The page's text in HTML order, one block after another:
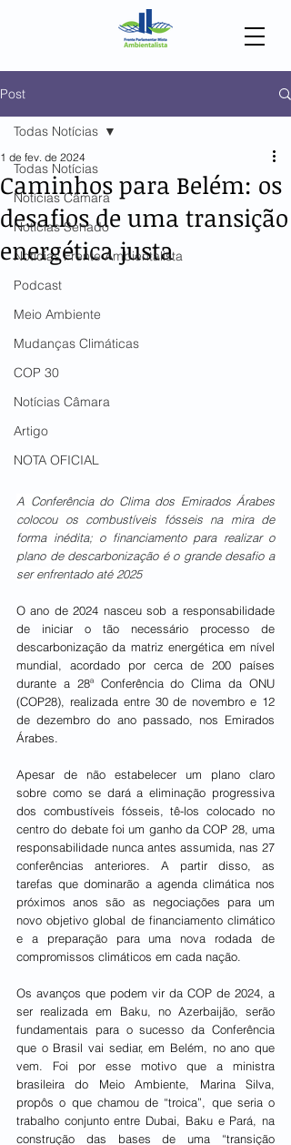
Post
Todas Notícias
Notícias Câmara
Notícias Senado
Notícias Frente Ambientalista
Podcast
Meio Ambiente
Mudanças Climáticas
COP 30
Notícias Câmara
Artigo
NOTA OFICIAL
Todas Notícias
Caminhos para Belém: os
desafios de uma transição
energética justa
1 de fev. de 2024
A Conferência do Clima dos Emirados Árabes
colocou os combustíveis fósseis na mira de
forma inédita; o financiamento para realizar o
plano de descarbonização é o grande desafio a
ser enfrentado até 2025
O ano de 2024 nasceu sob a responsabilidade
de iniciar o tão necessário processo de
descarbonização da matriz energética em nível
mundial, acordado por cerca de 200 países
durante a 28ª Conferência do Clima da ONU
(COP28), realizada entre 30 de novembro e 12
de dezembro do ano passado, nos Emirados
Árabes.
Apesar de não estabelecer um plano claro
sobre como se dará a eliminação progressiva
dos combustíveis fósseis, tê-los colocado no
centro do debate foi um ganho da COP 28, uma
responsabilidade nunca antes assumida, nas 27
conferências anteriores. A partir disso, as
tarefas que dominarão a agenda climática nos
próximos anos são as negociações para um
novo objetivo global de financiamento climático
e a preparação para uma nova rodada de
compromissos climáticos em cada nação.
Os avanços que podem vir da COP de 2024, a
ser realizada em Baku, no Azerbaijão, serão
fundamentais para o sucesso da Conferência
que o Brasil vai sediar, em Belém, no ano que
vem. Foi por esse motivo que a ministra
brasileira do Meio Ambiente, Marina Silva,
propôs o que chamou de “troica”, que seria o
trabalho conjunto entre Dubai, Baku e Pará, na
construção das bases de uma “transição